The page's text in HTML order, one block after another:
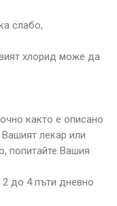
слабо,
хлорид може да
както е описано
лекар или
попитайте Вашия
2 до 4 пъти дневно